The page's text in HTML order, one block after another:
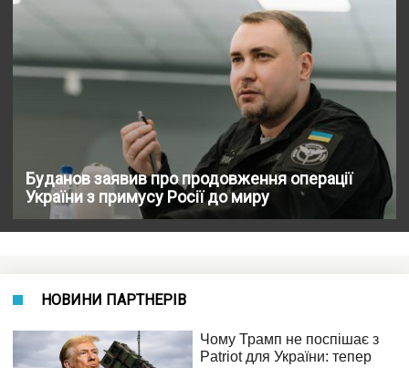
Буданов заявив про продовження операції
України з примусу Росії до миру
НОВИНИ ПАРТНЕРІВ